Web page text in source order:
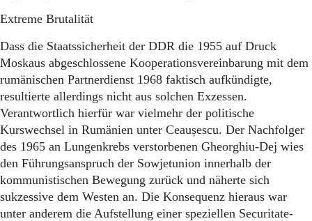
Extreme Brutalität
Dass die Staatssicherheit der DDR die 1955 auf Druck
Moskaus abgeschlossene Kooperationsvereinbarung mit dem
rumänischen Partnerdienst 1968 faktisch aufkündigte,
resultierte allerdings nicht aus solchen Exzessen.
Verantwortlich hierfür war vielmehr der politische
Kurswechsel in Rumänien unter Ceaușescu. Der Nachfolger
des 1965 an Lungenkrebs verstorbenen Gheorghiu-Dej wies
den Führungsanspruch der Sowjetunion innerhalb der
kommunistischen Bewegung zurück und näherte sich
sukzessive dem Westen an. Die Konsequenz hieraus war
unter anderem die Aufstellung einer speziellen Securitate-